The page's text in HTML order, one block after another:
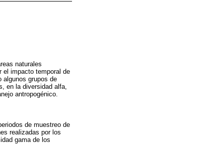
naturales
el impacto temporal de
algunos grupos de
en la diversidad alfa,
antropogénico.
de muestreo de
realizadas por los
gama de los